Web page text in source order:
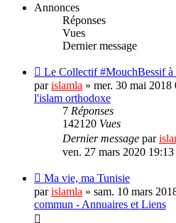
Annonces
Réponses
Vues
Dernier message
Le Collectif #MouchBessif à
parislamla » mer. 30 mai 2018
l'islam orthodoxe
7 Réponses
142120 Vues
Dernier message par
ven. 27 mars 2020 19:13
Ma vie, ma Tunisie
parislamla » sam. 10 mars
commun - Annuaires et Liens